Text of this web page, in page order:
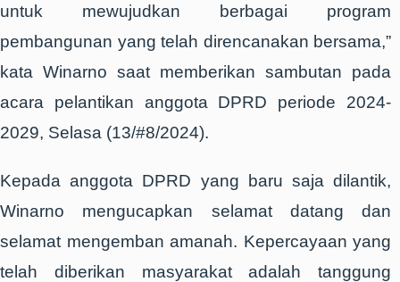
untuk mewujudkan berbagai program
pembangunan yang telah direncanakan bersama,”
kata Winarno saat memberikan sambutan pada
acara pelantikan anggota DPRD periode 2024-
2029, Selasa (13/#8/2024).
Kepada anggota DPRD yang baru saja dilantik,
Winarno mengucapkan selamat datang dan
selamat mengemban amanah. Kepercayaan yang
telah diberikan masyarakat adalah tanggung